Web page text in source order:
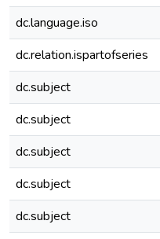
dc.language.iso
dc.relation.ispartofseries
dc.subject
dc.subject
dc.subject
dc.subject
dc.subject